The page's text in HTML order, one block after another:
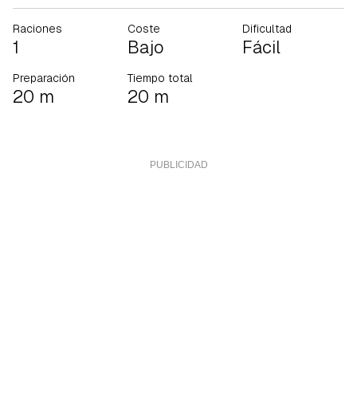
Raciones
1
Coste
Bajo
Dificultad
Fácil
Preparación
20 m
Tiempo total
20 m